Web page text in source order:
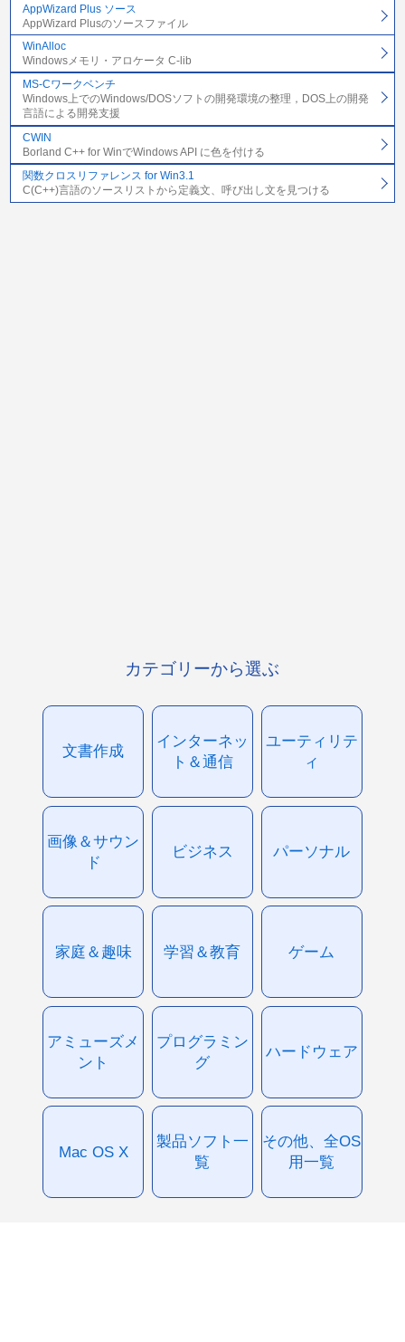
AppWizard Plus ソース
AppWizard Plusのソースファイル
WinAlloc
Windowsメモリ・アロケータ C-lib
MS-Cワークベンチ
Windows上でのWindows/DOSソフトの開発環境の整理，DOS上の開発
言語による開発支援
CWIN
Borland C++ for WinでWindows API に色を付ける
関数クロスリファレンス for Win3.1
C(C++)言語のソースリストから定義文、呼び出し文を見つける
カテゴリーから選ぶ
文書作成
インターネッ
ト＆通信
ユーティリテ
ィ
画像＆サウン
ド
ビジネス パーソナル
家庭＆趣味 学習＆教育 ゲーム
アミューズメ
ント
プログラミン
グ
ハードウェア
Mac OS X
製品ソフト一
覧
その他、全OS
用一覧